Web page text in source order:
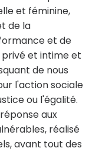
et féminine,
de la
et de
et intime et
de nous
l'action sociale
ou l'égalité.
aux
réalisé
avant tout des